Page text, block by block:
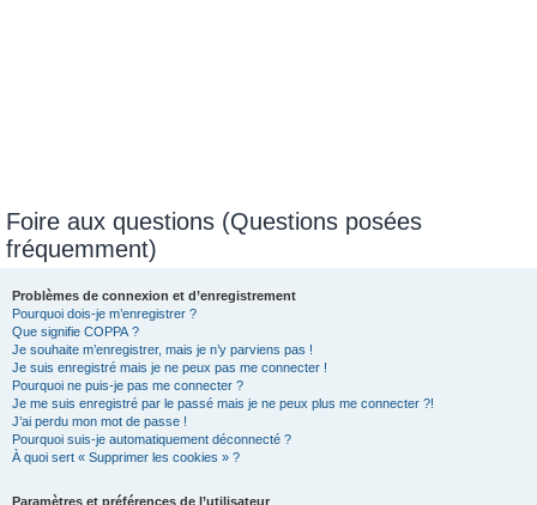
Foire aux questions (Questions posées
fréquemment)
Problèmes de connexion et d’enregistrement
Pourquoi dois-je m’enregistrer ?
Que signifie COPPA ?
Je souhaite m’enregistrer, mais je n’y parviens pas !
Je suis enregistré mais je ne peux pas me connecter !
Pourquoi ne puis-je pas me connecter ?
Je me suis enregistré par le passé mais je ne peux plus me connecter ?!
J’ai perdu mon mot de passe !
Pourquoi suis-je automatiquement déconnecté ?
À quoi sert « Supprimer les cookies » ?
Paramètres et préférences de l’utilisateur